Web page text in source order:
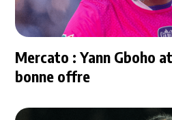
Mercato : Yann Gboho
bonne offre